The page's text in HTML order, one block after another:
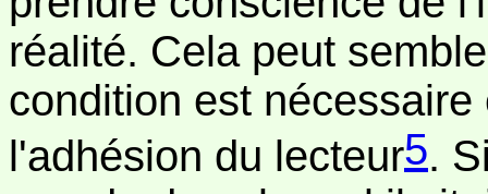
réalité. Cela peut
condition est
l'adhésion du lecteur5.